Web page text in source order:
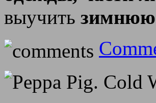
выучить зимнюю